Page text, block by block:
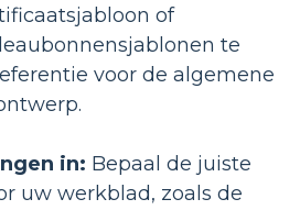
of
te
voor de algemene
in: Bepaal de juiste
uw werkblad, zoals de